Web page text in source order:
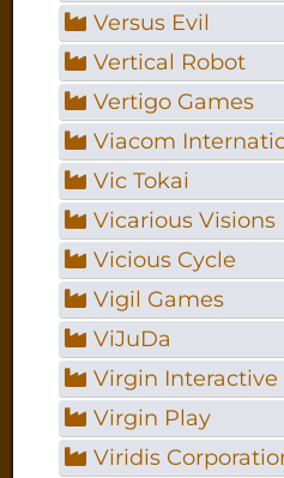
Versus Evil
Vertical Robot
Vertigo Games
Viacom
Vic Tokai
Vicarious Visions
Vicious Cycle
Vigil Games
ViJuDa
Virgin Interactive
Virgin Play
Viridis